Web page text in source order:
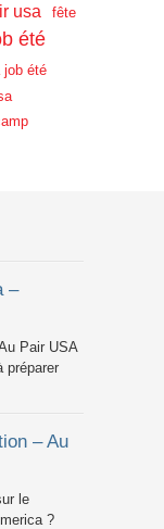
usa
fête
été
job été
–
Pair USA
préparer
– Au
le
?